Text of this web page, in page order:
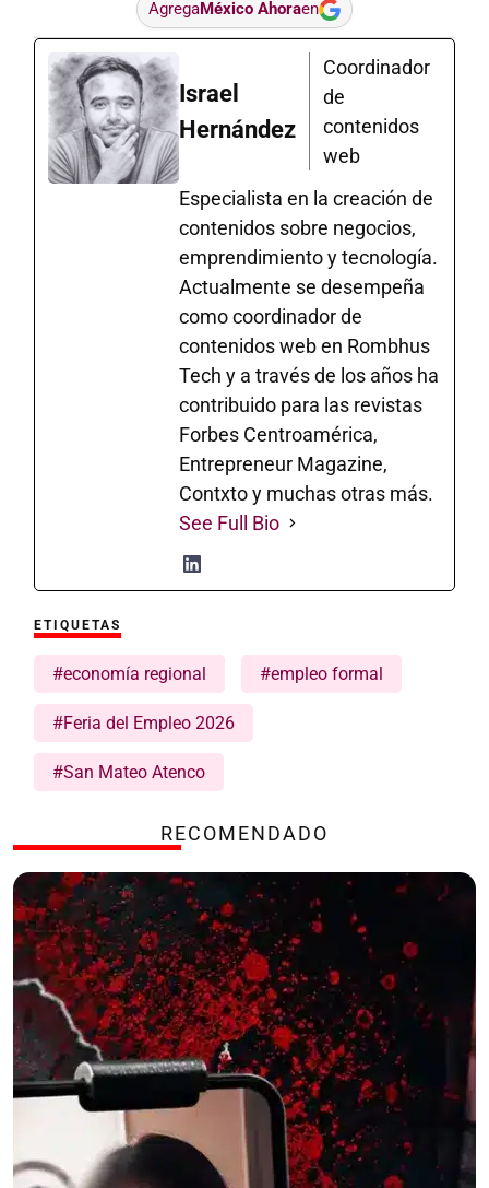
AgregaMéxico Ahoraen
Israel
Hernández
Coordinador
de
contenidos
web
Especialista en la creación de
contenidos sobre negocios,
emprendimiento y tecnología.
Actualmente se desempeña
como coordinador de
contenidos web en Rombhus
Tech y a través de los años ha
contribuido para las revistas
Forbes Centroamérica,
Entrepreneur Magazine,
Contxto y muchas otras más.
See Full Bio
ETIQUETAS
#economía regional #empleo formal
#Feria del Empleo 2026
#San Mateo Atenco
RECOMENDADO